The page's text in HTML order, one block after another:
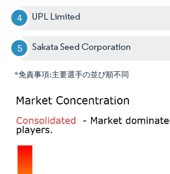
UPL Limited
Sakata Seed Corporation
*免責事項:主要選手の並び順不同